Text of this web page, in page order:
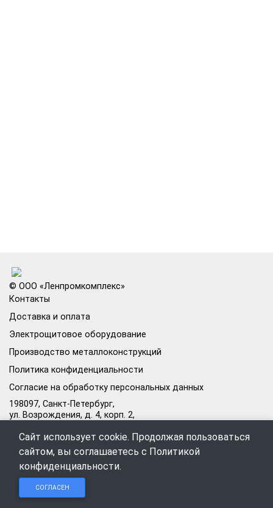
© ООО «Ленпромкомплекс»
Контакты
Доставка и оплата
Электрощитовое оборудование
Производство металлоконструкций
Политика конфиденциальности
Согласие на обработку персональных данных
198097, Санкт-Петербург,
ул. Возрождения, д. 4, корп. 2,
Режим работы офиса:
Пн–Пт: 09:00–18:00
+7 (812) 309-98-44
Сайт использует cookie. Продолжая пользоваться
сайтом, вы соглашаетесь с Политикой
конфиденциальности.
СОГЛАСЕН